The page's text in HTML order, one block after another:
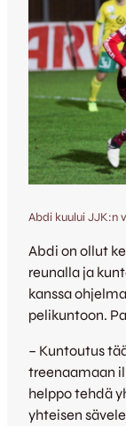
Abdi kuului JJK:n
Abdi on ollut
reunalla ja
kanssa
pelikuntoon.
– Kuntoutus
treenaamaan
helppo tehdä
yhteisen